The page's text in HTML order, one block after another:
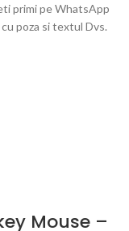
primi pe WhatsApp
poza si textul Dvs.
Mouse –